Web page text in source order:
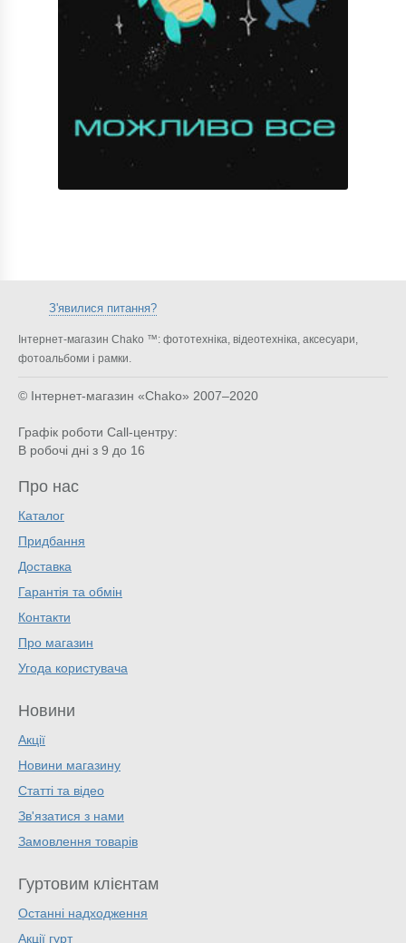
З'явилися питання?
Інтернет-магазин Chako ™: фототехніка, відеотехніка, аксесуари,
фотоальбоми і рамки.
© Інтернет-магазин «Chako» 2007–2020
Графік роботи Call-центру:
В робочі дні з 9 до 16
Про нас
Каталог
Придбання
Доставка
Гарантія та обмін
Контакти
Про магазин
Угода користувача
Новини
Акції
Новини магазину
Статті та відео
Зв'язатися з нами
Замовлення товарів
Гуртовим клієнтам
Останні надходження
Акції гурт